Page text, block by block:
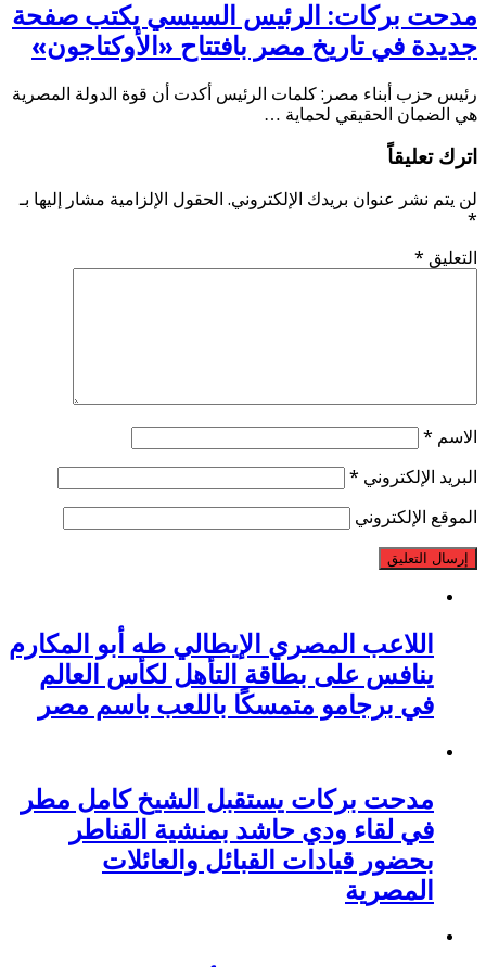
مدحت بركات: الرئيس السيسي يكتب صفحة
جديدة في تاريخ مصر بافتتاح «الأوكتاجون»
رئيس حزب أبناء مصر: كلمات الرئيس أكدت أن قوة الدولة المصرية
هي الضمان الحقيقي لحماية …
اترك تعليقاً
لن يتم نشر عنوان بريدك الإلكتروني. الحقول الإلزامية مشار إليها بـ
*
التعليق *
الاسم *
البريد الإلكتروني *
الموقع الإلكتروني
اللاعب المصري الإيطالي طه أبو المكارم
ينافس على بطاقة التأهل لكأس العالم
في برجامو متمسكًا باللعب باسم مصر
مدحت بركات يستقبل الشيخ كامل مطر
في لقاء ودي حاشد بمنشية القناطر
بحضور قيادات القبائل والعائلات
المصرية